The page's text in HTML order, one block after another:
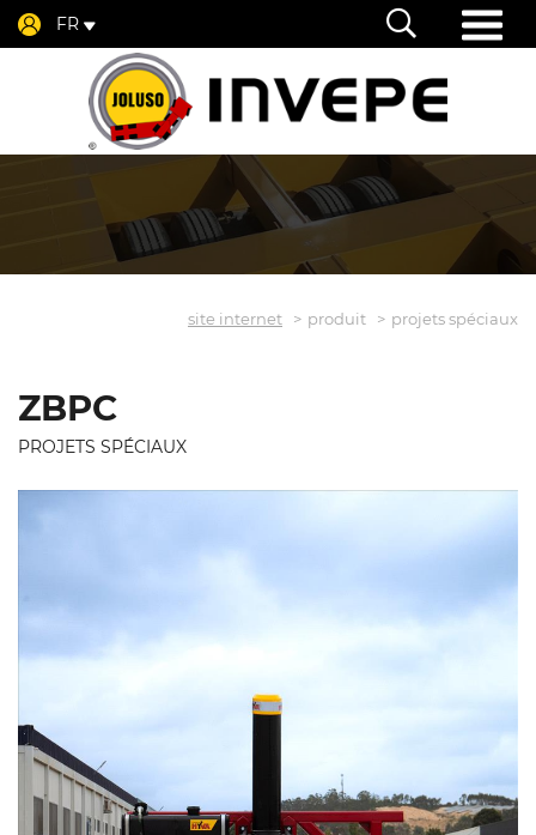
FR
site internet produit projets spéciaux
ZBPC
PROJETS SPÉCIAUX